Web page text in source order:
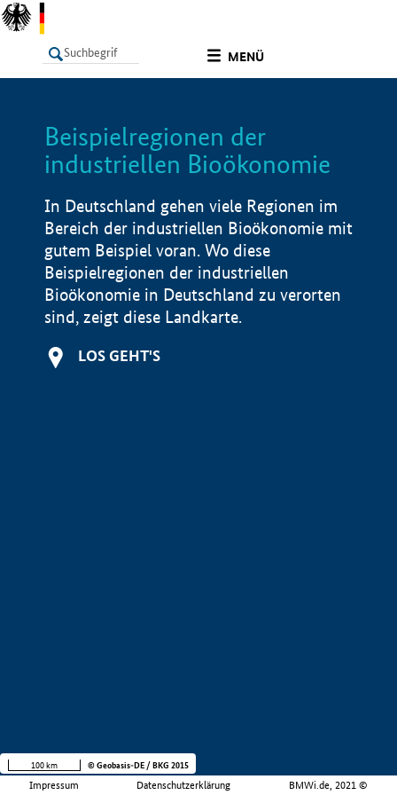
MENÜ
LISTE
Beispielregionen der
industriellen Bioökonomie
In Deutschland gehen viele Regionen im
Bereich der industriellen Bioökonomie mit
gutem Beispiel voran. Wo diese
Beispielregionen der industriellen
Bioökonomie in Deutschland zu verorten
sind, zeigt diese Landkarte.
LOS GEHT'S
Impressum Datenschutzerklärung BMWi.de, 2021 ©
100 km © Geobasis-DE / BKG 2015